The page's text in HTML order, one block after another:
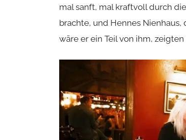
mal sanft, mal kraftvoll durch
brachte, und Hennes
wäre er ein Teil von ihm,